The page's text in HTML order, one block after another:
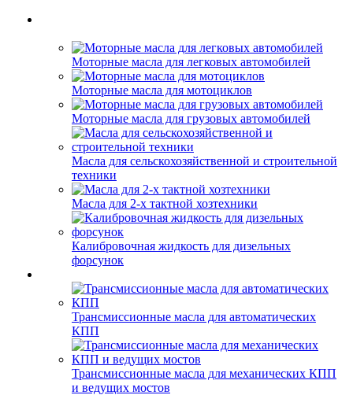
Моторные масла для легковых автомобилей
Моторные масла для мотоциклов
Моторные масла для грузовых автомобилей
Масла для сельскохозяйственной и строительной
техники
Масла для 2-х тактной хозтехники
Калибровочная жидкость для дизельных
форсунок
Трансмиссионные масла для автоматических
КПП
Трансмиссионные масла для механических КПП
и ведущих мостов